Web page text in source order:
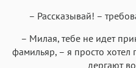
– Рассказывай! –
– Милая, тебе не идет
фамильяр, – я просто
дергают